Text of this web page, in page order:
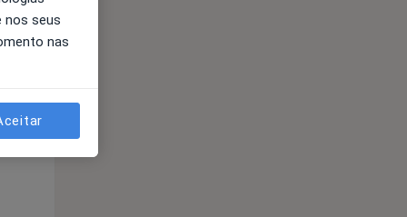
nos seus
nas